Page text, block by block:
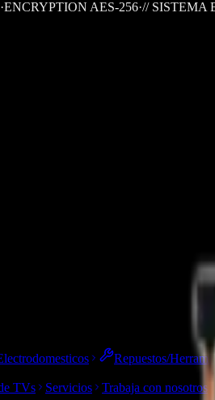
·ENCRYPTION AES-256·// SISTEMA
Repuestos/
TVs Servicios
Trabaja con nosotros